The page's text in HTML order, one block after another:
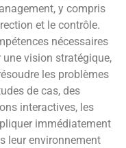
y compris
et le contrôle.
nécessaires
une vision stratégique,
les problèmes
de cas, des
interactives, les
immédiatement
leur environnement